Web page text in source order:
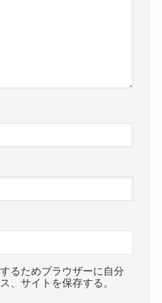
るためブラウザーに自分
、サイトを保存する。